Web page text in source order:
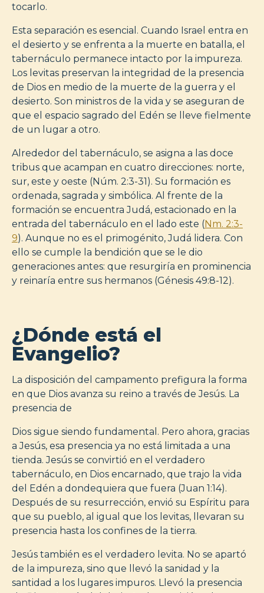
tocarlo.
Esta separación es esencial. Cuando Israel entra en
el desierto y se enfrenta a la muerte en batalla, el
tabernáculo permanece intacto por la impureza.
Los levitas preservan la integridad de la presencia
de Dios en medio de la muerte de la guerra y el
desierto. Son ministros de la vida y se aseguran de
que el espacio sagrado del Edén se lleve fielmente
de un lugar a otro.
Alrededor del tabernáculo, se asigna a las doce
tribus que acampan en cuatro direcciones: norte,
sur, este y oeste (Núm. 2:3-31). Su formación es
ordenada, sagrada y simbólica. Al frente de la
formación se encuentra Judá, estacionado en la
entrada del tabernáculo en el lado este (Nm. 2:3-
9). Aunque no es el primogénito, Judá lidera. Con
ello se cumple la bendición que se le dio
generaciones antes: que resurgiría en prominencia
y reinaría entre sus hermanos (Génesis 49:8-12).
¿Dónde está el
Evangelio?
La disposición del campamento prefigura la forma
en que Dios avanza su reino a través de Jesús. La
presencia de
Dios sigue siendo fundamental. Pero ahora, gracias
a Jesús, esa presencia ya no está limitada a una
tienda. Jesús se convirtió en el verdadero
tabernáculo, en Dios encarnado, que trajo la vida
del Edén a dondequiera que fuera (Juan 1:14).
Después de su resurrección, envió su Espíritu para
que su pueblo, al igual que los levitas, llevaran su
presencia hasta los confines de la tierra.
Jesús también es el verdadero levita. No se apartó
de la impureza, sino que llevó la sanidad y la
santidad a los lugares impuros. Llevó la presencia